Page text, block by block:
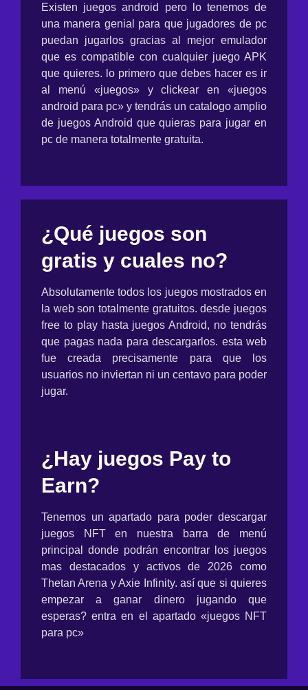
Existen juegos android pero lo tenemos de
una manera genial para que jugadores de pc
puedan jugarlos gracias al mejor emulador
que es compatible con cualquier juego APK
que quieres. lo primero que debes hacer es ir
al menú «juegos» y clickear en «juegos
android para pc» y tendrás un catalogo amplio
de juegos Android que quieras para jugar en
pc de manera totalmente gratuita.
¿Qué juegos son
gratis y cuales no?
Absolutamente todos los juegos mostrados en
la web son totalmente gratuitos. desde juegos
free to play hasta juegos Android, no tendrás
que pagas nada para descargarlos. esta web
fue creada precisamente para que los
usuarios no inviertan ni un centavo para poder
jugar.
¿Hay juegos Pay to
Earn?
Tenemos un apartado para poder descargar
juegos NFT en nuestra barra de menú
principal donde podrán encontrar los juegos
mas destacados y activos de 2026 como
Thetan Arena y Axie Infinity. así que si quieres
empezar a ganar dinero jugando que
esperas? entra en el apartado «juegos NFT
para pc»